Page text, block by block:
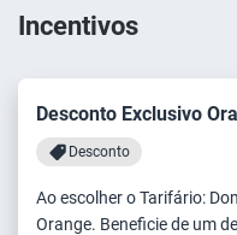
Incentivos
Desconto Exclusivo
Desconto
Ao escolher o Tarifário:
Orange. Beneficie de um